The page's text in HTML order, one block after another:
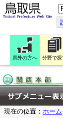
こ
の
ペ
ー
ジ
翻
訳
す
県外の方へ 分野で探
現在の位置： ホーム